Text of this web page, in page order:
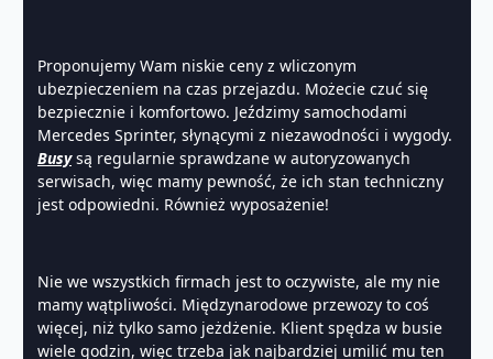
Proponujemy Wam niskie ceny z wliczonym
ubezpieczeniem na czas przejazdu. Możecie czuć się
bezpiecznie i komfortowo. Jeździmy samochodami
Mercedes Sprinter, słynącymi z niezawodności i wygody.
Busysą regularnie sprawdzane w autoryzowanych
serwisach, więc mamy pewność, że ich stan techniczny
jest odpowiedni. Również wyposażenie!
Nie we wszystkich firmach jest to oczywiste, ale my nie
mamy wątpliwości. Międzynarodowe przewozy to coś
więcej, niż tylko samo jeżdżenie. Klient spędza w busie
wiele godzin, więc trzeba jak najbardziej umilić mu ten